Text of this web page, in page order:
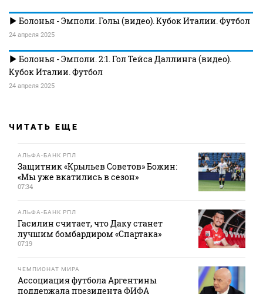
Болонья - Эмполи. Голы (видео). Кубок Италии. Футбол
24 апреля 2025
Болонья - Эмполи. 2:1. Гол Тейса Даллинга (видео).
Кубок Италии. Футбол
24 апреля 2025
ЧИТАТЬ ЕЩЕ
АЛЬФА-БАНК РПЛ
Защитник «Крыльев Советов» Божин:
«Мы уже вкатились в сезон»
07:34
АЛЬФА-БАНК РПЛ
Гасилин считает, что Даку станет
лучшим бомбардиром «Спартака»
07:19
ЧЕМПИОНАТ МИРА
Ассоциация футбола Аргентины
поддержала президента ФИФА